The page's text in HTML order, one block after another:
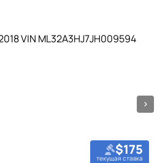
$175
текущая ставка